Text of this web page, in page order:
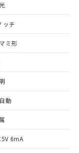
ッチ
ミ形
動
6mA